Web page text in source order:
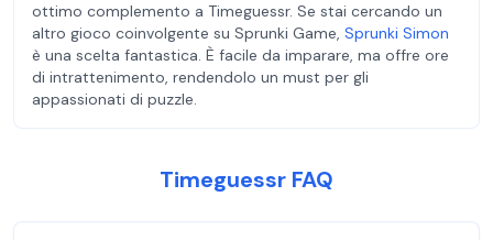
ottimo complemento a Timeguessr. Se stai cercando un
altro gioco coinvolgente su Sprunki Game, Sprunki Simon
è una scelta fantastica. È facile da imparare, ma offre ore
di intrattenimento, rendendolo un must per gli
appassionati di puzzle.
Timeguessr FAQ